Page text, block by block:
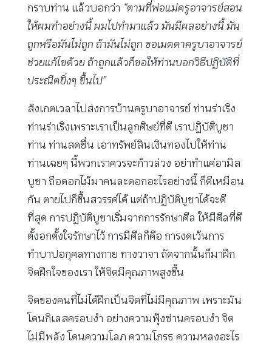
กราบท่าน แล้วบอกว่า “ตามที่พ่อแม่ครูอาจารย์สอน
ให้ผมทำอย่างนี้ ผมไปทำมาแล้ว มันมีผลอย่างนี้ มัน
ถูกหรือมันไม่ถูก ถ้ามันไม่ถูก ขอเมตตาครูบาอาจารย์
ช่วยแก้ไขด้วย ถ้าถูกแล้วก็ขอให้ท่านบอกวิธีปฏิบัติที่
ประณีตยิ่งๆ ขึ้นไป”
สังเกตเวลาไปส่งการบ้านครูบาอาจารย์ ท่านร่าเริง
ท่านร่าเริงเพราะเราเป็นลูกศิษย์ที่ดี เราปฏิบัติบูชา
ท่าน ท่านสดชื่น เอาทรัพย์สินเงินทองไปให้ท่าน
ท่านเฉยๆ นี้พวกเราควรจะก้าวล่วง อย่าทำแค่อามิส
บูชา ถือดอกไม้มาคนละดอกอะไรอย่างนี้ ก็ดีเหมือน
กัน ตายไปก็ขึ้นสวรรค์ได้ แต่ถ้าปฏิบัติบูชาได้จะดี
ที่สุด การปฏิบัติบูชาเริ่มจากการรักษาศีล ให้มีศีลที่ดี
ตั้งอกตั้งใจรักษาไว้ การมีศีลก็คือ การงดเว้นการ
ทำบาปอกุศลทางกาย ทางวาจา ถัดจากนั้นก็มาฝึก
จิตฝึกใจของเรา ให้จิตมีคุณภาพสูงขึ้น
จิตของคนที่ไม่ได้ฝึกเป็นจิตที่ไม่มีคุณภาพ เพราะมัน
โดนกิเลสครอบงำ อย่างความฟุ้งซ่านครอบงำ จิต
ไม่มีพลัง โดนความโลภ ความโกรธ ความหลงอะไร